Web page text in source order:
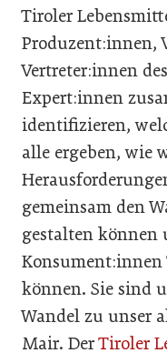
Tiroler
Produzent:innen,
Vertreter:innen
Expert:innen
identifizieren,
alle ergeben, wie
gemeinsam den
gestalten können
Konsument:innen
können. Sie sind
Wandel zu unser
Mair. DerTiroler